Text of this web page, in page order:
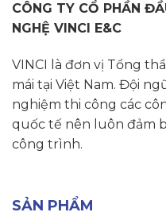
CÔNG TY CỔ PHẦN
NGHỆ VINCI E&C
VINCI là đơn vị Tổng
mái tại Việt Nam. Đội
nghiệm thi công các
quốc tế nên luôn đảm
công trình.
SẢN PHẨM